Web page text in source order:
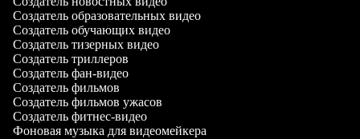
Создатель образовательных видео
Создатель обучающих видео
Создатель тизерных видео
Создатель триллеров
Создатель фан-видео
Создатель фильмов
Создатель фильмов ужасов
Создатель фитнес-видео
Фоновая музыка для видеомейкера